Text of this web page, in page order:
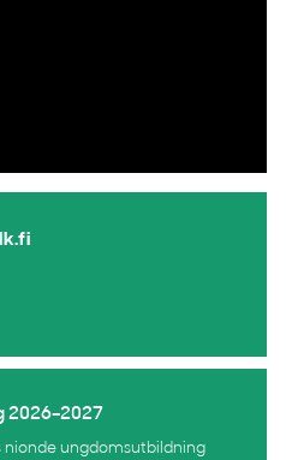
2026–2027
nionde ungdomsutbildning